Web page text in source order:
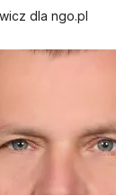
dla ngo.pl